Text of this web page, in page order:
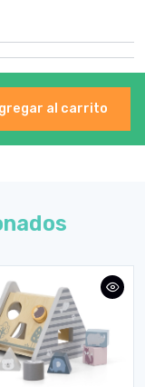
al carrito